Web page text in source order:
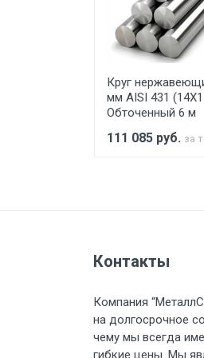
При
Груз до 6
Груз до 6
Груз до 6
Круг
мм AISI 431
Обточенный 6 м
111 085 руб. за
Контакты
Компания
на долгосрочное
чему мы всегда
гибкие цены. Мы